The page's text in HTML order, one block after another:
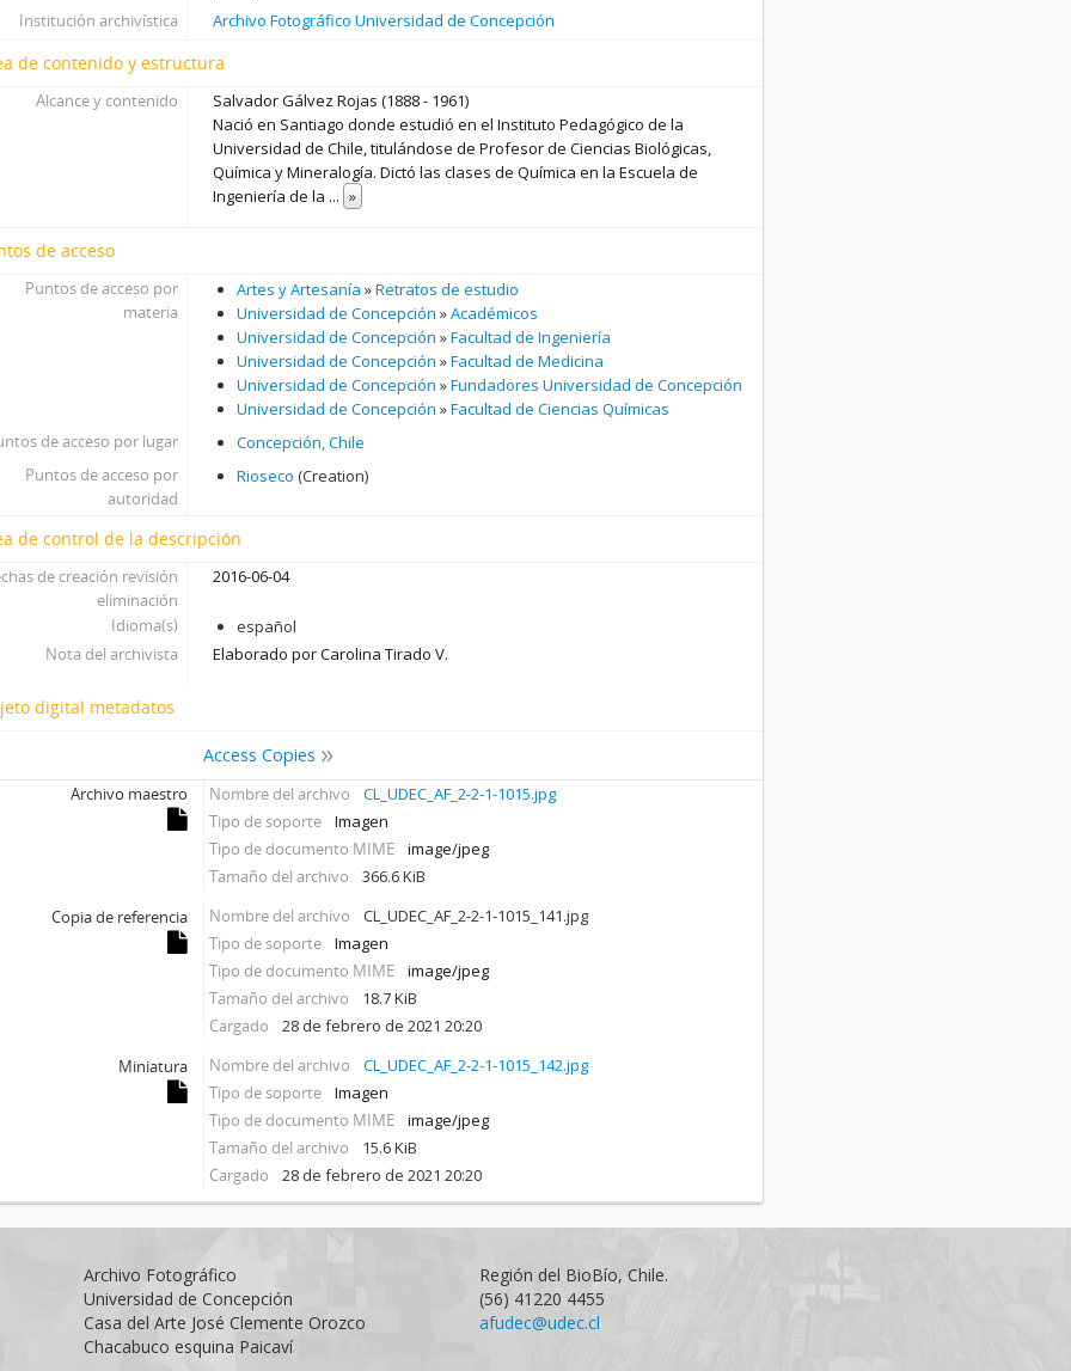
Institución archivística
Archivo Fotográfico Universidad de Concepción
de contenido y estructura
Alcance y contenido
Salvador Gálvez Rojas (1888 - 1961)
Nació en Santiago donde estudió en el Instituto Pedagógico de la
Universidad de Chile, titulándose de Profesor de Ciencias Biológicas,
Química y Mineralogía. Dictó las clases de Química en la Escuela de
Ingeniería de la ... »
de acceso
Puntos de acceso por
materia
Artes y Artesanía »Retratos de estudio
Universidad de Concepción »Académicos
Universidad de Concepción »Facultad de Ingeniería
Universidad de Concepción »Facultad de Medicina
Universidad de Concepción »Fundadores Universidad de Concepción
Universidad de Concepción »Facultad de Ciencias Químicas
de acceso por lugar
Concepción, Chile
Puntos de acceso por
autoridad
Rioseco (Creation)
de control de la descripción
de creación revisión
eliminación
2016-06-04
Idioma(s)
español
Nota del archivista
Elaborado por Carolina Tirado V.
digital metadatos
Access Copies
Archivo maestro Nombre del archivo
CL_UDEC_AF_2-2-1-1015.jpg
Tipo de soporte
Imagen
Tipo de documento MIME
image/jpeg
Tamaño del archivo
366.6 KiB
Copia de referencia
Nombre del archivo
CL_UDEC_AF_2-2-1-1015_141.jpg
Tipo de soporte
Imagen
Tipo de documento MIME
image/jpeg
Tamaño del archivo
18.7 KiB
Cargado
28 de febrero de 2021 20:20
Miniatura
Nombre del archivo
CL_UDEC_AF_2-2-1-1015_142.jpg
Tipo de soporte
Imagen
Tipo de documento MIME
image/jpeg
Tamaño del archivo
15.6 KiB
Cargado
28 de febrero de 2021 20:20
Archivo Fotográfico
Universidad de Concepción
Casa del Arte José Clemente Orozco
Chacabuco esquina Paicaví
Región del BioBío, Chile.
(56) 41220 4455
afudec@udec.cl